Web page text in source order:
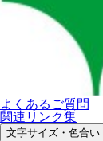
よくあるご質問
関連リンク集
文字サイズ・色合い